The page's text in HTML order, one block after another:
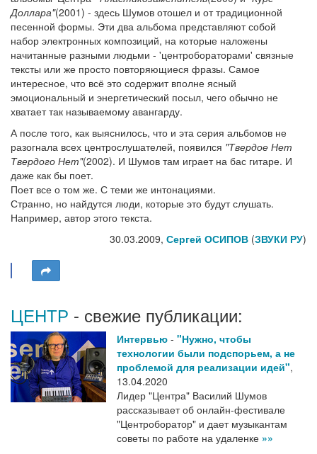
Доллара"(2001) - здесь Шумов отошел и от традиционной
песенной формы. Эти два альбома представляют собой
набор электронных композиций, на которые наложены
начитанные разными людьми - 'центробораторами' связные
тексты или же просто повторяющиеся фразы. Самое
интересное, что всё это содержит вполне ясный
эмоциональный и энергетический посыл, чего обычно не
хватает так называемому авангарду.
А после того, как выяснилось, что и эта серия альбомов не
разогнала всех центрослушателей, появился "Твердое Нет
Твердого Нет"(2002). И Шумов там играет на бас гитаре. И
даже как бы поет.
Поет все о том же. С теми же интонациями.
Странно, но найдутся люди, которые это будут слушать.
Например, автор этого текста.
30.03.2009, Сергей ОСИПОВ (ЗВУКИ РУ)
ЦЕНТР - свежие публикации:
Интервью - "Нужно, чтобы
технологии были подспорьем, а не
проблемой для реализации идей",
13.04.2020
Лидер "Центра" Василий Шумов
рассказывает об онлайн-фестивале
"Центроборатор" и дает музыкантам
советы по работе на удаленке »»